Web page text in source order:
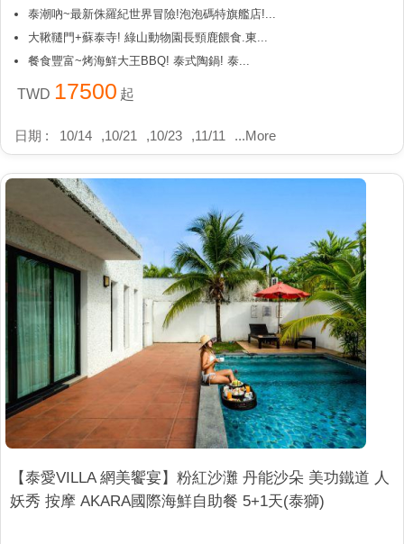
泰潮吶~最新侏羅紀世界冒險!泡泡碼特旗艦店!...
大鞦韆門+蘇泰寺! 綠山動物園長頸鹿餵食.東...
餐食豐富~烤海鮮大王BBQ! 泰式陶鍋! 泰...
TWD 17500 起
日期 : 10/14 ,10/21 ,10/23 ,11/11 ...More
【泰愛VILLA 網美饗宴】粉紅沙灘 丹能沙朵 美功鐵道 人
妖秀 按摩 AKARA國際海鮮自助餐 5+1天(泰獅)